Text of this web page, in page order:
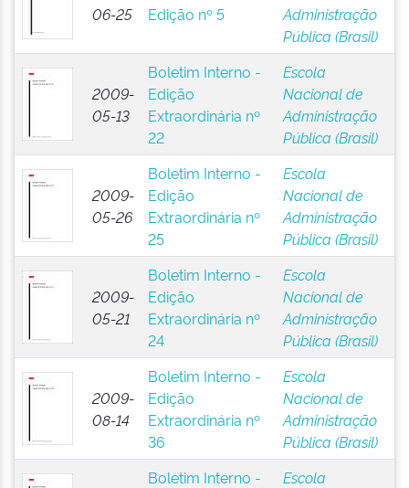
06-25
Edição nº 5
Administração
Pública (Brasil)
2009-
05-13
Boletim Interno -
Edição
Extraordinária nº
22
Escola
Nacional de
Administração
Pública (Brasil)
2009-
05-26
Boletim Interno -
Edição
Extraordinária nº
25
Escola
Nacional de
Administração
Pública (Brasil)
2009-
05-21
Boletim Interno -
Edição
Extraordinária nº
24
Escola
Nacional de
Administração
Pública (Brasil)
2009-
08-14
Boletim Interno -
Edição
Extraordinária nº
36
Escola
Nacional de
Administração
Pública (Brasil)
Boletim Interno -
Escola